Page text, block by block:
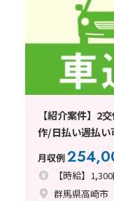
【紹介案件】2
作/日払い週払
月収例
【時給】
群馬県高崎市